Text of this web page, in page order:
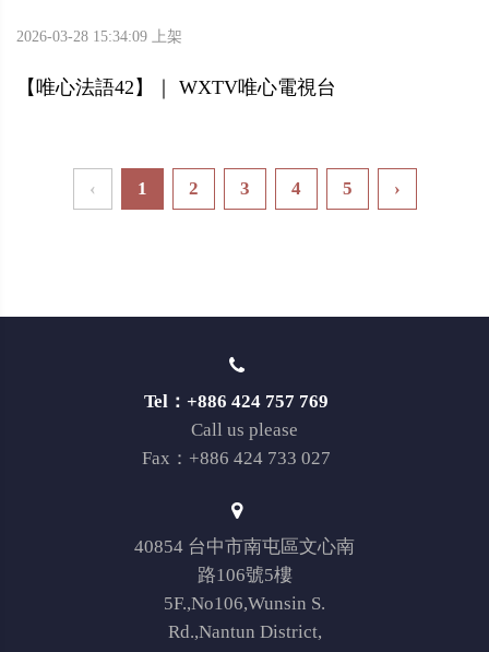
2026-03-28 15:34:09 上架
【唯心法語42】｜ WXTV唯心電視台
‹ 1 2 3 4 5 ›
Tel：+886 424 757 769
Call us please
Fax：+886 424 733 027
40854 台中市南屯區文心南
路106號5樓
5F.,No106,Wunsin S.
Rd.,Nantun District,